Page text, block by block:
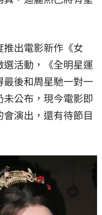
出電影新作《女
選活動，《全明星運
後和周星馳一對一
公布，現今電影即
演出，還有待節目